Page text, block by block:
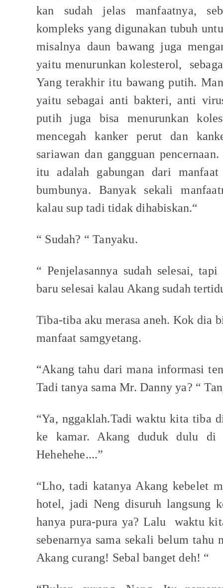
kan sudah jelas manfaatnya,
kompleks yang digunakan tubuh
misalnya daun bawang juga
yaitu menurunkan kolesterol,
Yang terakhir itu bawang putih.
yaitu sebagai anti bakteri, anti
putih juga bisa menurunkan
mencegah kanker perut dan
sariawan dan gangguan
itu adalah gabungan dari
bumbunya. Banyak sekali
kalau sup tadi tidak dihabiskan.“
“ Sudah? “ Tanyaku.
“ Penjelasannya sudah selesai,
baru selesai kalau Akang sudah
Tiba-tiba aku merasa aneh. Kok dia
manfaat samgyetang.
“Akang tahu dari mana informasi
Tadi tanya sama Mr. Danny ya? “
“Ya, nggaklah.Tadi waktu kita tiba
ke kamar. Akang duduk dulu di
Hehehehe....”
“Lho, tadi katanya Akang kebelet
hotel, jadi Neng disuruh langsung
hanya pura-pura ya? Lalu
waktu
sebenarnya sama sekali belum tahu
Akang curang! Sebal banget deh! “